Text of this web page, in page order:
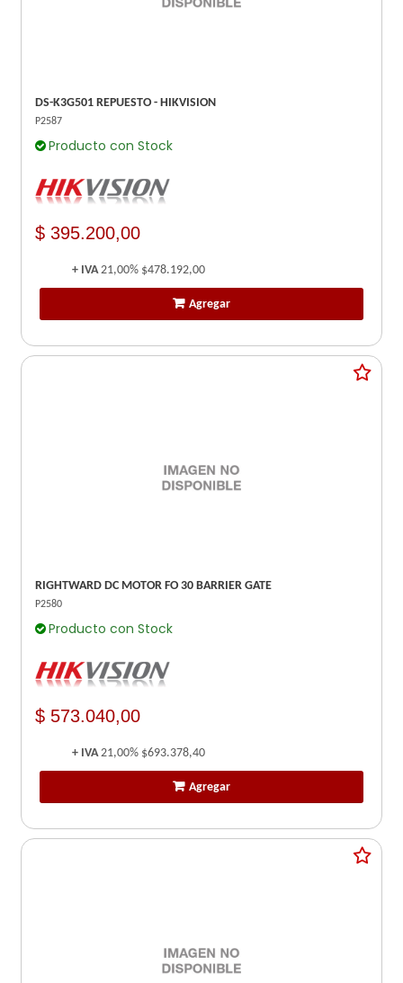
DS-K3G501 REPUESTO - HIKVISION
P2587
Producto con Stock
$ 395.200,00
+ IVA21,00% $478.192,00
Agregar
RIGHTWARD DC MOTOR FO 30 BARRIER GATE
P2580
Producto con Stock
$ 573.040,00
+ IVA21,00% $693.378,40
Agregar